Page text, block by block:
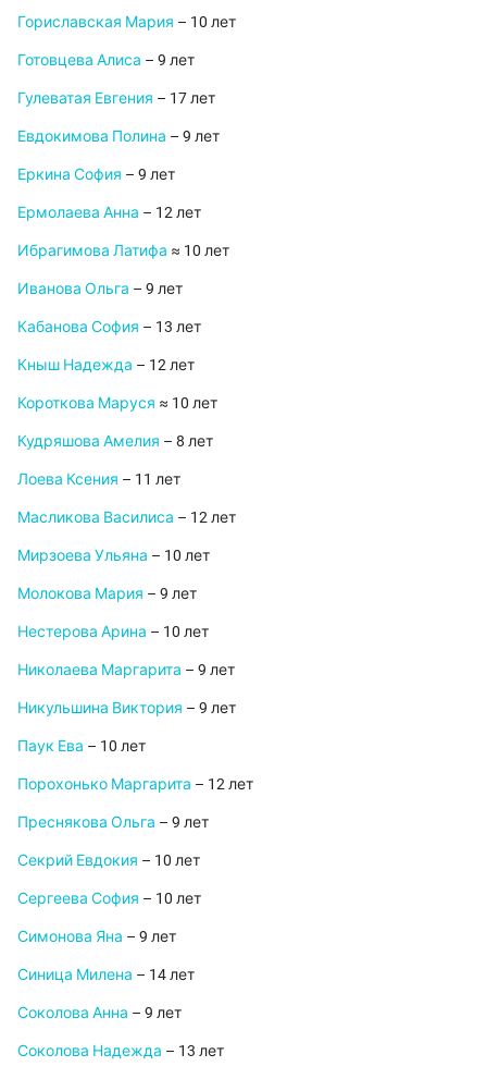
Гориславская Мария – 10 лет
Готовцева Алиса – 9 лет
Гулеватая Евгения – 17 лет
Евдокимова Полина – 9 лет
Еркина София – 9 лет
Ермолаева Анна – 12 лет
Ибрагимова Латифа ≈ 10 лет
Иванова Ольга – 9 лет
Кабанова София – 13 лет
Кныш Надежда – 12 лет
Короткова Маруся ≈ 10 лет
Кудряшова Амелия – 8 лет
Лоева Ксения – 11 лет
Масликова Василиса – 12 лет
Мирзоева Ульяна – 10 лет
Молокова Мария – 9 лет
Нестерова Арина – 10 лет
Николаева Маргарита – 9 лет
Никульшина Виктория – 9 лет
Паук Ева – 10 лет
Порохонько Маргарита – 12 лет
Преснякова Ольга – 9 лет
Секрий Евдокия – 10 лет
Сергеева София – 10 лет
Симонова Яна – 9 лет
Синица Милена – 14 лет
Соколова Анна – 9 лет
Соколова Надежда – 13 лет